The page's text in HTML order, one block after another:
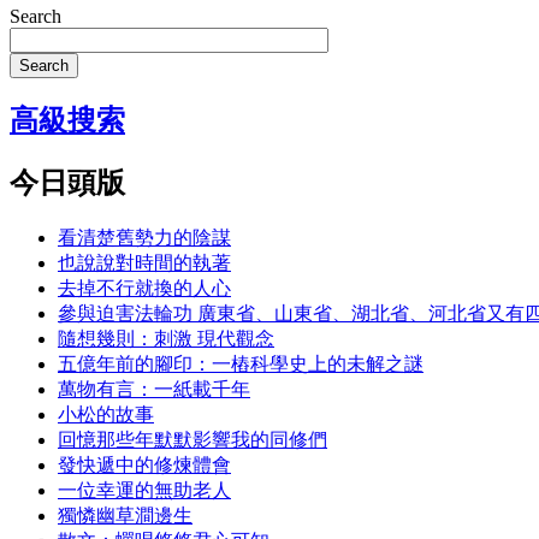
Search
Search
高級搜索
今日頭版
看清楚舊勢力的陰謀
也說說對時間的執著
去掉不行就換的人心
參與迫害法輪功 廣東省、山東省、湖北省、河北省又有
隨想幾則：刺激 現代觀念
五億年前的腳印：一樁科學史上的未解之謎
萬物有言：一紙載千年
小松的故事
回憶那些年默默影響我的同修們
發快遞中的修煉體會
一位幸運的無助老人
獨憐幽草澗邊生